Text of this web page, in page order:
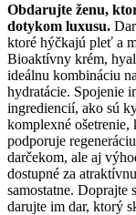
Obdarujte ženu,
dotykom luxusu.
ktoré hýčkajú pleť a
Bioaktívny krém,
ideálnu kombináciu
hydratácie. Spojenie
ingrediencií, ako sú
komplexné
podporuje
darčekom, ale aj
dostupné za
samostatne.
darujte im dar, ktorý